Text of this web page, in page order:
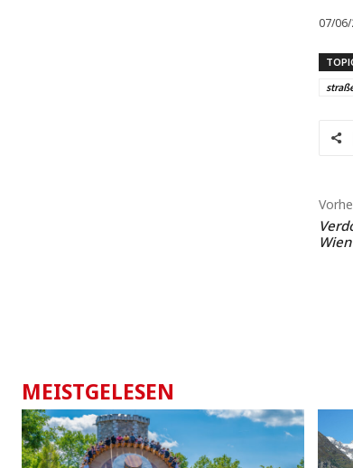
07/
MEISTGELESEN